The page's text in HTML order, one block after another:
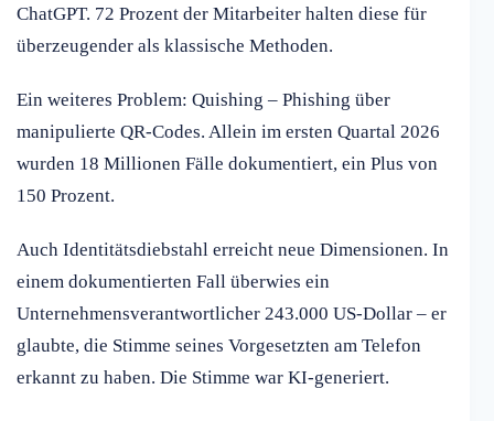
ChatGPT. 72 Prozent der Mitarbeiter halten diese für
überzeugender als klassische Methoden.
Ein weiteres Problem: Quishing – Phishing über
manipulierte QR-Codes. Allein im ersten Quartal 2026
wurden 18 Millionen Fälle dokumentiert, ein Plus von
150 Prozent.
Auch Identitätsdiebstahl erreicht neue Dimensionen. In
einem dokumentierten Fall überwies ein
Unternehmensverantwortlicher 243.000 US-Dollar – er
glaubte, die Stimme seines Vorgesetzten am Telefon
erkannt zu haben. Die Stimme war KI-generiert.